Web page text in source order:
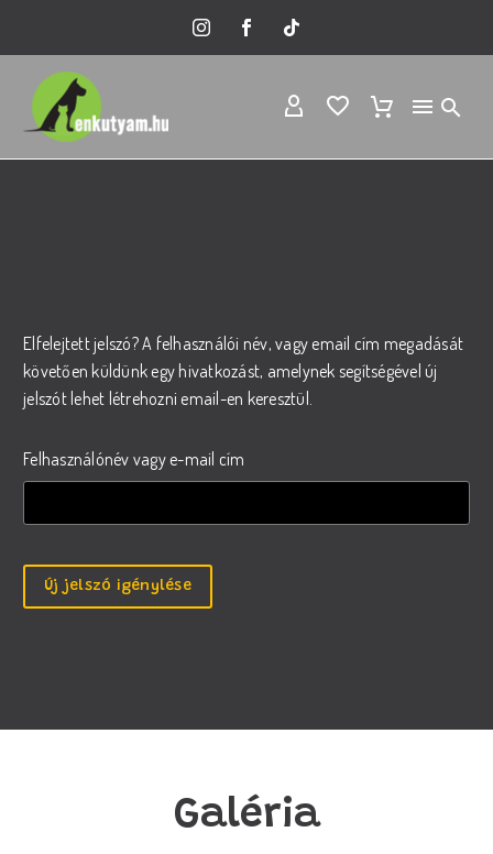
Elfelejtett jelszó? A felhasználói név, vagy email cím megadását
követően küldünk egy hivatkozást, amelynek segítségével új
jelszót lehet létrehozni email-en keresztül.
Felhasználónév vagy e-mail cím
Új jelszó igénylése
Galéria